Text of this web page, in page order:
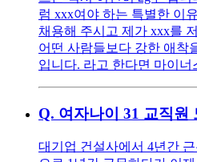
럼 xxx여야 하는 특별한 이
채용해 주시고 제가 xxx를
어떤 사람들보다 강한 애착
입니다. 라고 한다면 마이너
Q. 여자나이 31 교직원
대기업 건설사에서 4년간